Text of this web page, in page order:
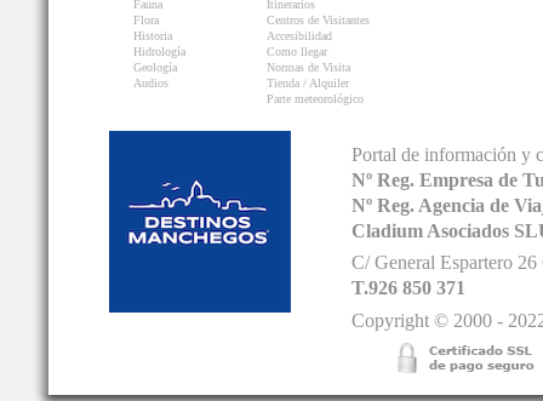
Fauna
Flora
Historia
Hidrología
Geología
Audios
Itinerarios
Centros de Visitantes
Accesibilidad
Como llegar
Normas de Visita
Tienda / Alquiler
Parte meteorológico
Portal de información y
Nº Reg. Empresa de
Nº Reg. Agencia de
Cladium Asociados
C/ General Espartero
T.926 850 371
Copyright © 2000 -